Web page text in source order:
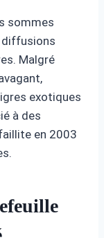
sommes
diffusions
Malgré
exotiques
à des
en 2003